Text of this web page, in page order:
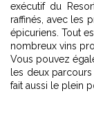
exécutif du
raffinés, avec les
épicuriens. Tout
nombreux vins
Vous pouvez
les deux
fait aussi le plein